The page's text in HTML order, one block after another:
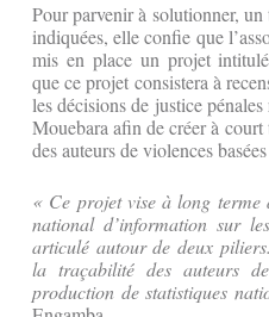
Pour parvenir à solutionner,
indiquées, elle confie que
mis en place un projet
que ce projet consistera à
les décisions de justice
Mouebara afin de créer à court
des auteurs de violences
« Ce projet vise à long terme
national d’information sur
articulé autour de deux
la traçabilité des auteurs
production de statistiques